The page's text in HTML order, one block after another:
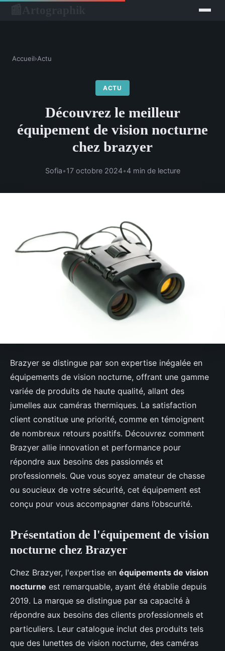
Accueil›Actu
ACTU
Découvrez le meilleur
équipement de vision nocturne
chez brazyer
Sofia•17 octobre 2024•4 min de lecture
Brazyer se distingue par son expertise inégalée en
équipements de vision nocturne, offrant une gamme
variée de produits de haute qualité, allant des
jumelles aux caméras thermiques. La satisfaction
client constitue une priorité, comme en témoignent
de nombreux retours positifs. Découvrez comment
Brazyer allie innovation et performance pour
répondre aux besoins des passionnés et
professionnels. Que vous soyez amateur de chasse
ou soucieux de votre sécurité, cet équipement est
conçu pour vous accompagner dans l’obscurité.
Présentation de l'équipement de vision
nocturne chez Brazyer
Chez Brazyer, l'expertise en équipements de vision
nocturne est remarquable, ayant été établie depuis
2019. La marque se distingue par sa capacité à
répondre aux besoins des clients professionnels et
particuliers. Leur catalogue inclut des produits tels
que des lunettes de vision nocturne, des caméras